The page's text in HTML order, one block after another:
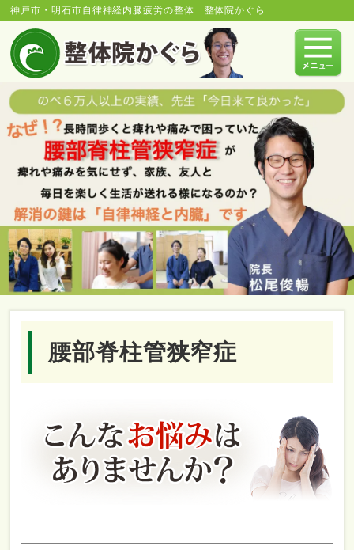
神戸市・明石市自律神経内臓疲労の整体 整体院かぐら
腰部脊柱管狭窄症